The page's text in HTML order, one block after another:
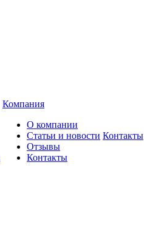
Компания
О компании
Статьи и новости
Отзывы
Контакты
Контакты